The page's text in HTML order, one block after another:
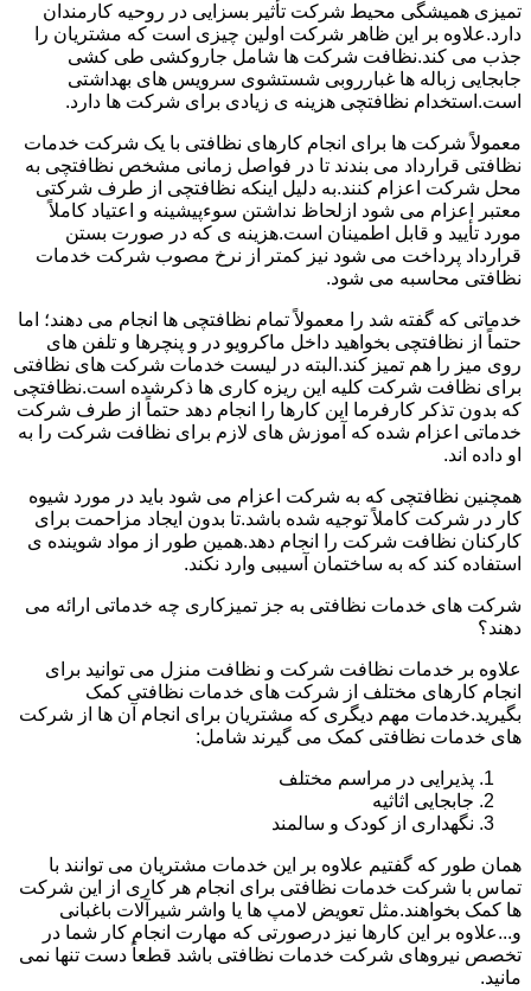
تمیزی همیشگی محیط شرکت تأثیر بسزایی در روحیه کارمندان
دارد.علاوه بر این ظاهر شرکت اولین چیزی است که مشتریان را
جذب می کند.نظافت شرکت ها شامل جاروکشی طی کشی
جابجایی زباله ها غبارروبی شستشوی سرویس های بهداشتی
است.استخدام نظافتچی هزینه ی زیادی برای شرکت ها دارد.
معمولاً شرکت ها برای انجام کارهای نظافتی با یک شرکت خدمات
نظافتی قرارداد می بندند تا در فواصل زمانی مشخص نظافتچی به
محل شرکت اعزام کنند.به دلیل اینکه نظافتچی از طرف شرکتی
معتبر اعزام می شود ازلحاظ نداشتن سوءپیشینه و اعتیاد کاملاً
مورد تأیید و قابل اطمینان است.هزینه ی که در صورت بستن
قرارداد پرداخت می شود نیز کمتر از نرخ مصوب شرکت خدمات
نظافتی محاسبه می شود.
خدماتی که گفته شد را معمولاً تمام نظافتچی ها انجام می دهند؛ اما
حتماً از نظافتچی بخواهید داخل ماکرویو در و پنچرها و تلفن های
روی میز را هم تمیز کند.البته در لیست خدمات شرکت های نظافتی
برای نظافت شرکت کلیه این ریزه کاری ها ذکرشده است.نظافتچی
که بدون تذکر کارفرما این کارها را انجام دهد حتماً از طرف شرکت
خدماتی اعزام شده که آموزش های لازم برای نظافت شرکت را به
او داده اند.
همچنین نظافتچی که به شرکت اعزام می شود باید در مورد شیوه
کار در شرکت کاملاً توجیه شده باشد.تا بدون ایجاد مزاحمت برای
کارکنان نظافت شرکت را انجام دهد.همین طور از مواد شوینده ی
استفاده کند که به ساختمان آسیبی وارد نکند.
شرکت های خدمات نظافتی به جز تمیزکاری چه خدماتی ارائه می
دهند؟
علاوه بر خدمات نظافت شرکت و نظافت منزل می توانید برای
انجام کارهای مختلف از شرکت های خدمات نظافتی کمک
بگیرید.خدمات مهم دیگری که مشتریان برای انجام آن ها از شرکت
های خدمات نظافتی کمک می گیرند شامل:
پذیرایی در مراسم مختلف
جابجایی اثاثیه
نگهداری از کودک و سالمند
همان طور که گفتیم علاوه بر این خدمات مشتریان می توانند با
تماس با شرکت خدمات نظافتی برای انجام هر کاری از این شرکت
ها کمک بخواهند.مثل تعویض لامپ ها یا واشر شیرآلات باغبانی
و...علاوه بر این کارها نیز درصورتی که مهارت انجام کار شما در
تخصص نیروهای شرکت خدمات نظافتی باشد قطعاً دست تنها نمی
مانید.